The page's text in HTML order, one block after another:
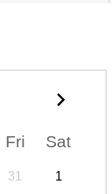
Fri Sat
31 1